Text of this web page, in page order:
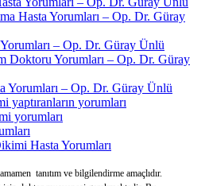
Hasta Yorumları – Op. Dr. Güray
– Op. Dr. Güray Ünlü
Doktoru Yorumları – Op. Dr. Güray
Yorumları – Op. Dr. Güray Ünlü
yaptıranların yorumları
yorumları
Hasta Yorumları
tanıtım ve bilgilendirme amaçlıdır.